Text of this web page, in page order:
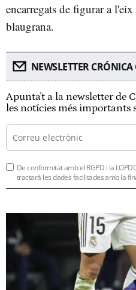
encarregats de figurar a
blaugrana.
NEWSLETTER
Apunta't a la newsletter de
les notícies més importants
De conformitat amb el RGPD i la
tractarà les dades facilitades amb la